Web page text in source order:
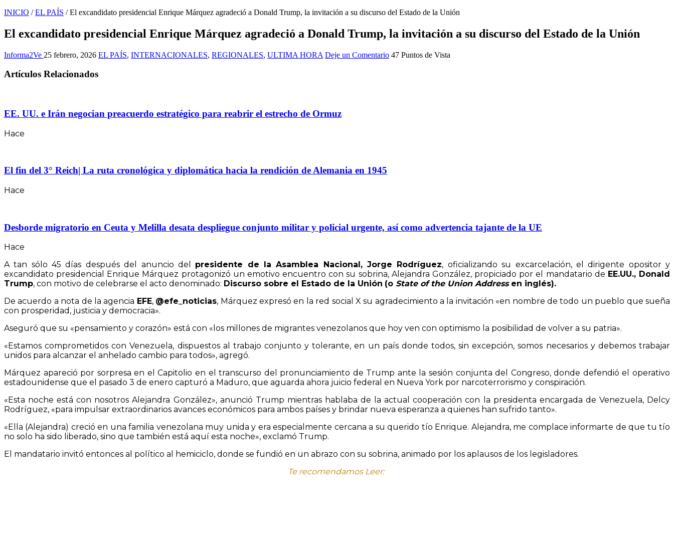
INICIO / EL PAÍS / El excandidato presidencial Enrique Márquez agradeció a Donald Trump, la invitación a su discurso del Estado de la Unión
El excandidato presidencial Enrique Márquez agradeció a Donald Trump, la invitación a su discurso del Estado de la Unión
Informa2Ve 25 febrero, 2026 EL PAÍS, INTERNACIONALES, REGIONALES, ULTIMA HORA Deje un Comentario 47 Puntos de Vista
Artículos Relacionados
EE. UU. e Irán negocian preacuerdo estratégico para reabrir el estrecho de Ormuz
Hace
El fin del 3° Reich| La ruta cronológica y diplomática hacia la rendición de Alemania en 1945
Hace
Desborde migratorio en Ceuta y Melilla desata despliegue conjunto militar y policial urgente, así como advertencia tajante de la UE
Hace
A tan sólo 45 días después del anuncio del presidente de la Asamblea Nacional, Jorge Rodríguez, oficializando su excarcelación, el dirigente opositor y
excandidato presidencial Enrique Márquez protagonizó un emotivo encuentro con su sobrina, Alejandra González, propiciado por el mandatario de EE.UU., Donald
Trump, con motivo de celebrarse el acto denominado: Discurso sobre el Estado de la Unión (o State of the Union Addressen inglés).
De acuerdo a nota de la agencia EFE, @efe_noticias, Márquez expresó en la red social X su agradecimiento a la invitación «en nombre de todo un pueblo que sueña
con prosperidad, justicia y democracia».
Aseguró que su «pensamiento y corazón» está con «los millones de migrantes venezolanos que hoy ven con optimismo la posibilidad de volver a su patria».
«Estamos comprometidos con Venezuela, dispuestos al trabajo conjunto y tolerante, en un país donde todos, sin excepción, somos necesarios y debemos trabajar
unidos para alcanzar el anhelado cambio para todos», agregó.
Márquez apareció por sorpresa en el Capitolio en el transcurso del pronunciamiento de Trump ante la sesión conjunta del Congreso, donde defendió el operativo
estadounidense que el pasado 3 de enero capturó a Maduro, que aguarda ahora juicio federal en Nueva York por narcoterrorismo y conspiración.
«Esta noche está con nosotros Alejandra González», anunció Trump mientras hablaba de la actual cooperación con la presidenta encargada de Venezuela, Delcy
Rodríguez, «para impulsar extraordinarios avances económicos para ambos países y brindar nueva esperanza a quienes han sufrido tanto».
«Ella (Alejandra) creció en una familia venezolana muy unida y era especialmente cercana a su querido tío Enrique. Alejandra, me complace informarte de que tu tío
no solo ha sido liberado, sino que también está aquí esta noche», exclamó Trump.
El mandatario invitó entonces al político al hemiciclo, donde se fundió en un abrazo con su sobrina, animado por los aplausos de los legisladores.
Te recomendamos Leer: